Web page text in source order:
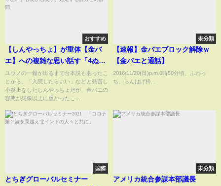
おすすめ
【しんやっちょ】が重体【金バ
エ】への複雑な思い話す「4ぬか
もしれないのは、台本じゃな
い」心友か悪友か、迷走する自
分との自問
ユウノの一報が出るまで台本説もあったこ
とから、「入院したらいい」などと発言し
小炎上をしたしんやっちょだが、金バエの
容態が想像以上に重かったこ...
未分類
【速報】金バエブロック解除ｗ
【金バエと通話】
2016/11/20(日)p.m.0時50分頃、ふわっ
ち、らんはげ枠...
国際
とちぎグローバルセミナー
未分類
アメリカ統合参謀本部議長